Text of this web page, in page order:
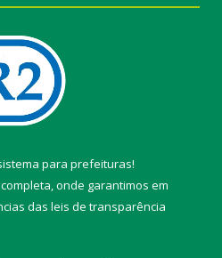
para prefeituras!
completa, onde garantimos em
das leis de transparência